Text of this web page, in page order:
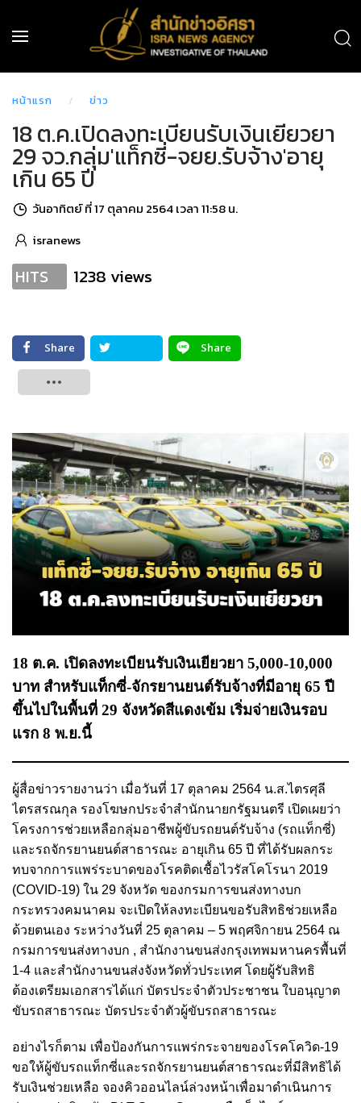
หน้าแรก ข่าว
18 ต.ค.เปิดลงทะเบียนรับเงินเยียวยา
29 จว.กลุ่ม'แท็กซี่-จยย.รับจ้าง'อายุ
เกิน 65 ปี
วันอาทิตย์ ที่ 17 ตุลาคม 2564 เวลา 11:58 น.
isranews
HITS 1238 views
Share
Share
18 ต.ค. เปิดลงทะเบียนรับเงินเยียวยา 5,000-10,000
บาท สำหรับแท็กซี่-จักรยานยนต์รับจ้างที่มีอายุ 65 ปี
ขึ้นไปในพื้นที่ 29 จังหวัดสีแดงเข้ม เริ่มจ่ายเงินรอบ
แรก 8 พ.ย.นี้
ผู้สื่อข่าวรายงานว่า เมื่อวันที่ 17 ตุลาคม 2564 น.ส.ไตรศุลี
ไตรสรณกุล รองโฆษกประจำสำนักนายกรัฐมนตรี เปิดเผยว่า
โครงการช่วยเหลือกลุ่มอาชีพผู้ขับรถยนต์รับจ้าง (รถแท็กซี่)
และรถจักรยานยนต์สาธารณะ อายุเกิน 65 ปี ที่ได้รับผลกระ
ทบจากการแพร่ระบาดของโรคติดเชื้อไวรัสโคโรนา 2019
(COVID-19) ใน 29 จังหวัด ของกรมการขนส่งทางบก
กระทรวงคมนาคม จะเปิดให้ลงทะเบียนขอรับสิทธิช่วยเหลือ
ด้วยตนเอง ระหว่างวันที่ 25 ตุลาคม – 5 พฤศจิกายน 2564 ณ
กรมการขนส่งทางบก , สำนักงานขนส่งกรุงเทพมหานครพื้นที่
1-4 และสำนักงานขนส่งจังหวัดทั่วประเทศ โดยผู้รับสิทธิ
ต้องเตรียมเอกสารได้แก่ บัตรประจำตัวประชาชน ใบอนุญาต
ขับรถสาธารณะ บัตรประจำตัวผู้ขับรถสาธารณะ
อย่างไรก็ตาม เพื่อป้องกันการแพร่กระจายของโรคโควิด-19
ขอให้ผู้ขับรถแท็กซี่และรถจักรยานยนต์สาธารณะที่มีสิทธิได้
รับเงินช่วยเหลือ จองคิวออนไลน์ล่วงหน้าเพื่อมาดำเนินการ